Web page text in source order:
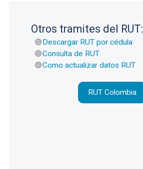
Otros tramites del RUT:
Descargar RUT por cédula
Consulta de RUT
Como actualizar datos RUT
RUT Colombia